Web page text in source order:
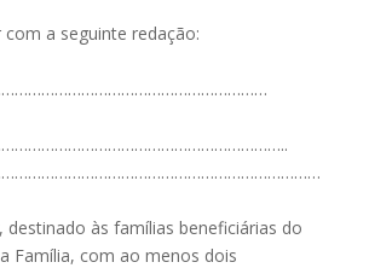
a seguinte redação:
destinado às famílias beneficiárias do
Família, com ao menos dois